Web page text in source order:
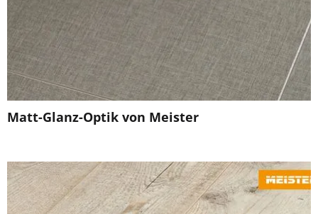
Matt-Glanz-Optik von Meister